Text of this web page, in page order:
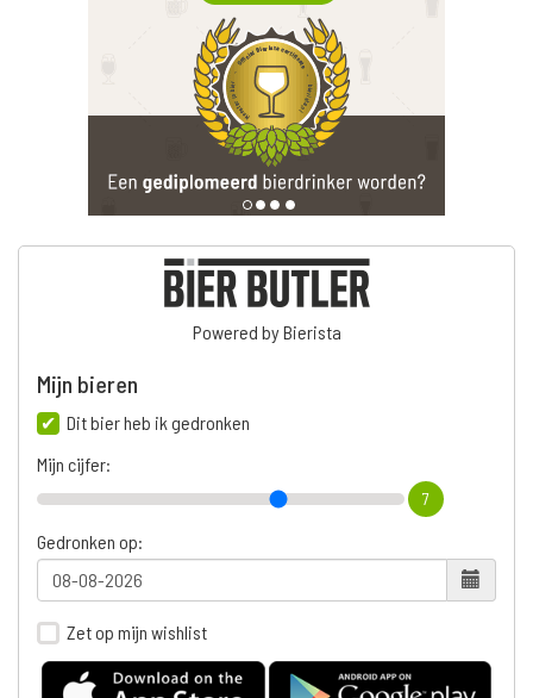
Powered by Bierista
Mijn bieren
Dit bier heb ik gedronken
Mijn cijfer:
7
Gedronken op:
Zet op mijn wishlist